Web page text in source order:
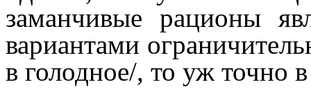
заманчивые рационы
вариантами
в голодное/, то уж точно